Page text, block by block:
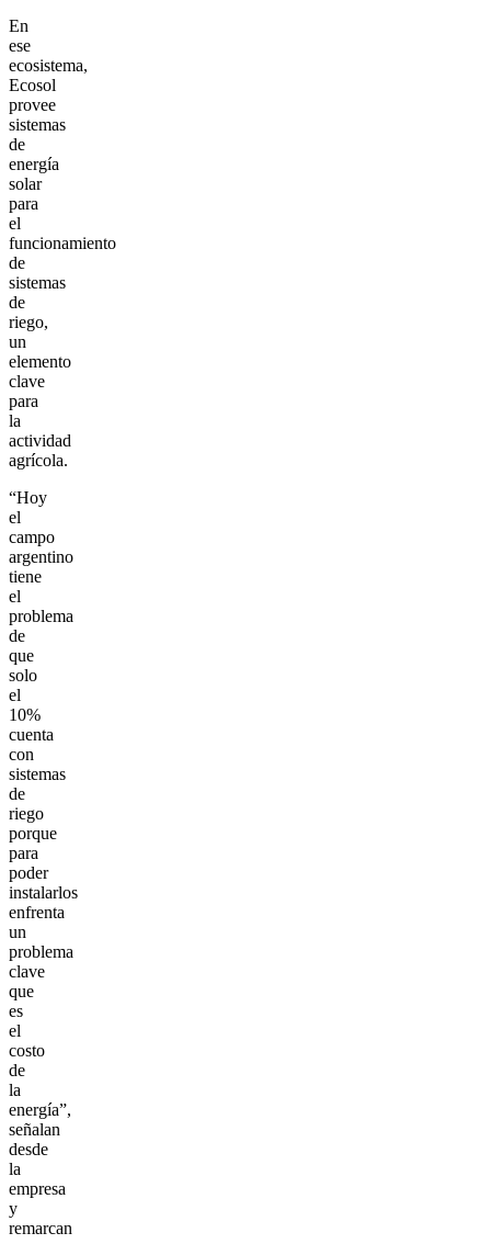
En
ese
ecosistema,
Ecosol
provee
sistemas
de
energía
solar
para
el
funcionamiento
de
sistemas
de
riego,
un
elemento
clave
para
la
actividad
agrícola.
“Hoy
el
campo
argentino
tiene
el
problema
de
que
solo
el
10%
cuenta
con
sistemas
de
riego
porque
para
poder
instalarlos
enfrenta
un
problema
clave
que
es
el
costo
de
la
energía”,
señalan
desde
la
empresa
y
remarcan